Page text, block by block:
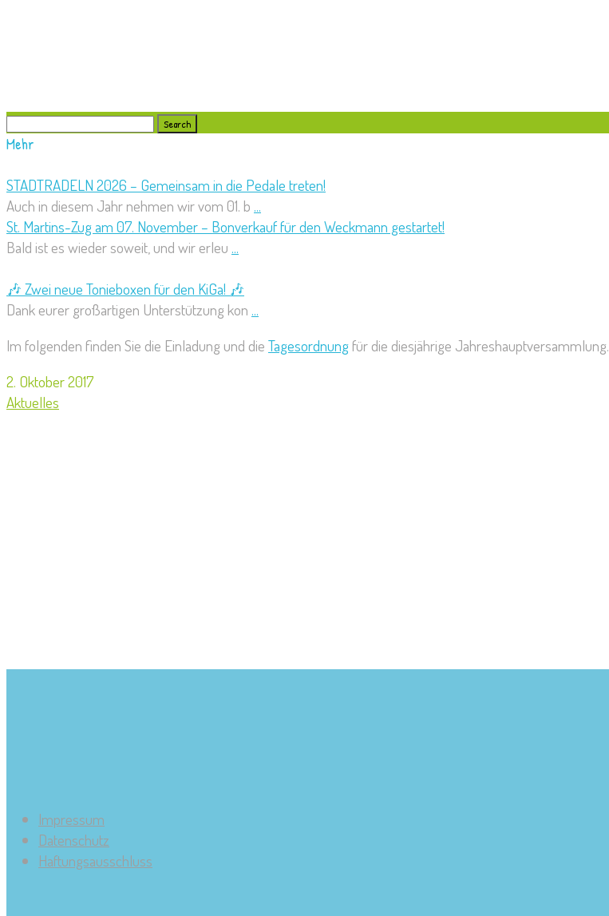
Search
for:
Mehr
STADTRADELN 2026 – Gemeinsam in die Pedale treten!
Auch in diesem Jahr nehmen wir vom 01. b ...
St. Martins-Zug am 07. November – Bonverkauf für den Weckmann gestartet!
Bald ist es wieder soweit, und wir erleu ...
🎶 Zwei neue Tonieboxen für den KiGa! 🎶
Dank eurer großartigen Unterstützung kon ...
Im folgenden finden Sie die Einladung und die Tagesordnung für die diesjährige Jahreshauptversammlung.
2. Oktober 2017
Aktuelles
Impressum
Datenschutz
Haftungsausschluss